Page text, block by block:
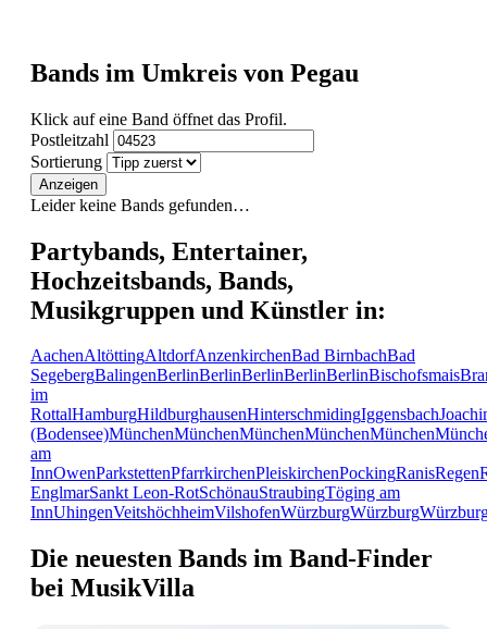
Bands im Umkreis von Pegau
Klick auf eine Band öffnet das Profil.
Postleitzahl
Sortierung
Anzeigen
Leider keine Bands gefunden…
Partybands, Entertainer,
Hochzeitsbands, Bands,
Musikgruppen und Künstler in:
AachenAltöttingAltdorfAnzenkirchenBad BirnbachBad
SegebergBalingenBerlinBerlinBerlinBerlinBerlinBischofsmais
im
RottalHamburgHildburghausenHinterschmidingIggensbach
(Bodensee)MünchenMünchenMünchenMünchenMünchen
am
InnOwenParkstettenPfarrkirchenPleiskirchenPockingRanisRegen
EnglmarSankt Leon-RotSchönauStraubingTöging am
InnUhingenVeitshöchheimVilshofenWürzburgWürzburg
Die neuesten Bands im Band-Finder
bei MusikVilla